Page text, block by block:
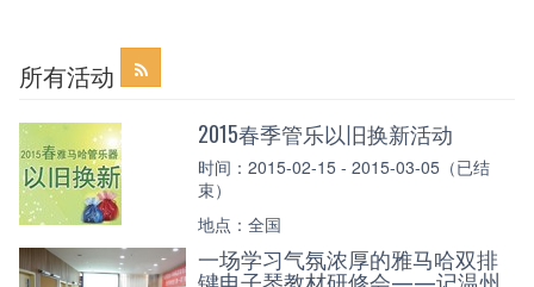
所有活动
2015春季管乐以旧换新活动
时间：2015-02-15 - 2015-03-05（已结
束）
地点：全国
一场学习气氛浓厚的雅马哈双排
键电子琴教材研修会——记温州